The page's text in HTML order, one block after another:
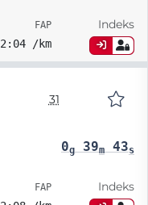
FAP
2:04 /km
Indeks
31
0g39m43s
FAP Indeks